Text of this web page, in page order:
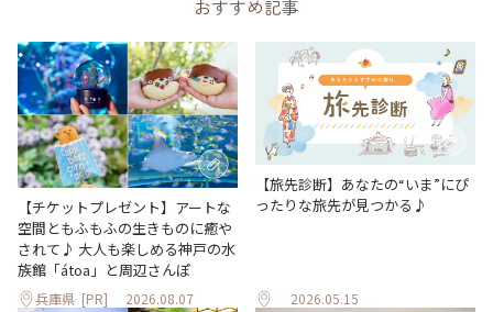
おすすめ記事
【チケットプレゼント】アートな
空間ともふもふの生きものに癒や
されて♪ 大人も楽しめる神戸の水
族館「átoa」と周辺さんぽ
兵庫県 [PR] 2026.08.07
【旅先診断】あなたの“いま”にぴ
ったりな旅先が見つかる♪
2026.05.15